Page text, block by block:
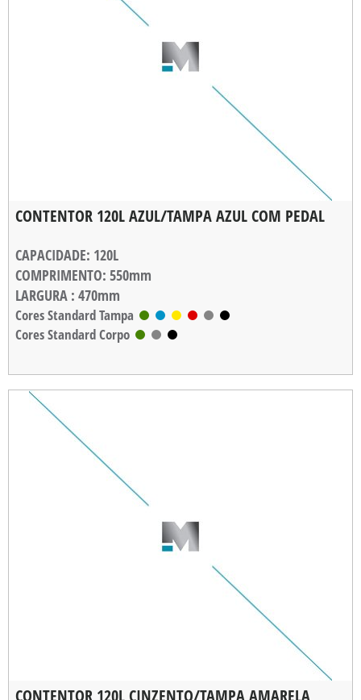
CONTENTOR 120L AZUL/TAMPA AZUL COM PEDAL
CAPACIDADE: 120L
COMPRIMENTO: 550mm
LARGURA : 470mm
ALTURA: 900mm
PESO: 6,800kg
Cores Standard Tampa
Cores Standard Corpo
CONTENTOR 120L CINZENTO/TAMPA AMARELA